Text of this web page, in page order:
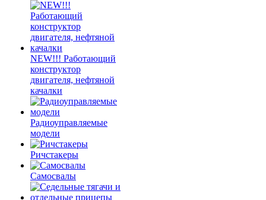
NEW!!! Работающий
конструктор
двигателя, нефтяной
качалки
Радиоуправляемые
модели
Ричстакеры
Самосвалы